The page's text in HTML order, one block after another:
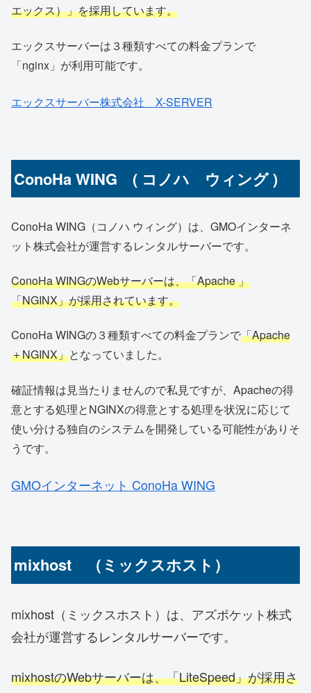
エックス）」を採用しています。
エックスサーバーは３種類すべての料金プランで
「nginx」が利用可能です。
エックスサーバー株式会社 X-SERVER
ConoHa WING ( コノハ ウィング )
ConoHa WING（コノハ ウィング）は、GMOインターネ
ット株式会社が運営するレンタルサーバーです。
ConoHa WINGのWebサーバーは、「Apache 」
「NGINX」が採用されています。
ConoHa WINGの３種類すべての料金プランで「Apache
＋NGINX」となっていました。
確証情報は見当たりませんので私見ですが、Apacheの得
意とする処理とNGINXの得意とする処理を状況に応じて
使い分ける独自のシステムを開発している可能性がありそ
うです。
GMOインターネット ConoHa WING
mixhost （ミックスホスト）
mixhost（ミックスホスト）は、アズポケット株式
会社が運営するレンタルサーバーです。
mixhostのWebサーバーは、「LiteSpeed」が採用さ